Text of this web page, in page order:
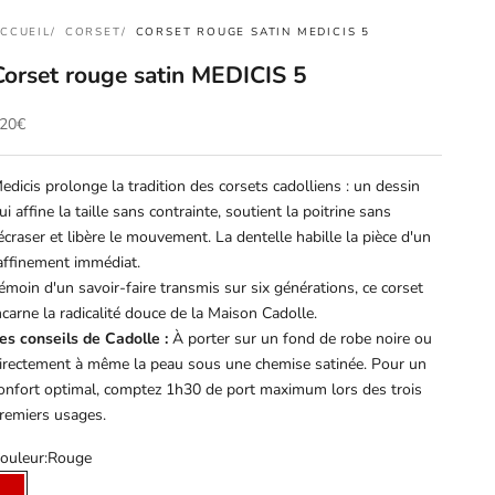
CORSET CORSET ROUGE SATIN MEDICIS 5
rouge satin MEDICIS 5
de vente
prolonge la tradition des corsets cadolliens : un dessin
affine la taille sans contrainte, soutient la poitrine sans
et libère le mouvement. La dentelle habille la pièce d'un
immédiat.
d'un savoir-faire transmis sur six générations, ce corset
la radicalité douce de la Maison Cadolle.
conseils de Cadolle : À porter sur un fond de robe noire ou
à même la peau sous une chemise satinée. Pour un
optimal, comptez 1h30 de port maximum lors des trois
usages.
Rouge